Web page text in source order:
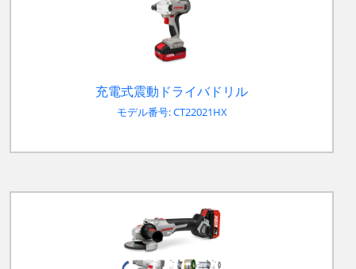
充電式震動ドライバドリル
モデル番号: CT22021HX